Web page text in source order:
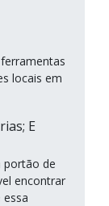
locais em
E
portão de
encontrar